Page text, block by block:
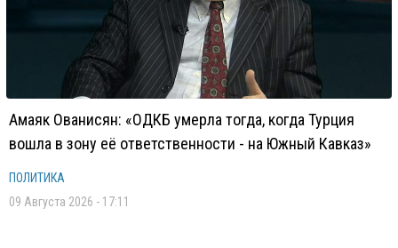
Амаяк Ованисян: «ОДКБ умерла тогда, когда Турция
вошла в зону её ответственности - на Южный Кавказ»
ПОЛИТИКА
09 Августа 2026 - 17:11